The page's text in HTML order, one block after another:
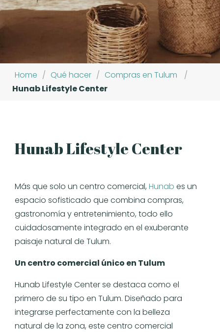
Home / Qué hacer / Compras en Tulum
/
Hunab Lifestyle Center
Hunab Lifestyle Center
Más que solo un centro comercial, Hunab es un
espacio sofisticado que combina compras,
gastronomía y entretenimiento, todo ello
cuidadosamente integrado en el exuberante
paisaje natural de Tulum.
Un centro comercial único en Tulum
Hunab Lifestyle Center se destaca como el
primero de su tipo en Tulum. Diseñado para
integrarse perfectamente con la belleza
natural de la zona, este centro comercial